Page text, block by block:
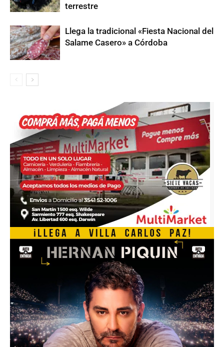
terrestre
Llega la tradicional «Fiesta Nacional del
Salame Casero» a Córdoba